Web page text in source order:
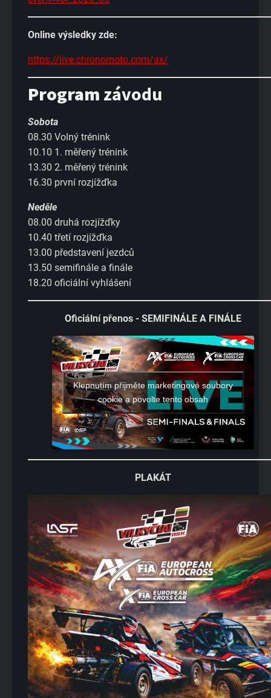
Online výsledky zde:
https://live.chronomoto.com/ax/
Program závodu
Sobota
08.30 Volný trénink
10.10 1. měřený trénink
13.30 2. měřený trénink
16.30 první rozjížďka
Neděle
08.00 druhá rozjížďky
10.40 třetí rozjížďka
13.00 představení jezdců
13.50 semifinále a finále
18.20 oficiální vyhlášení
Oficiální přenos - SEMIFINÁLE A FINÁLE
Klepnutím přijměte marketingové soubory
cookie a povolte tento obsah
PLAKÁT